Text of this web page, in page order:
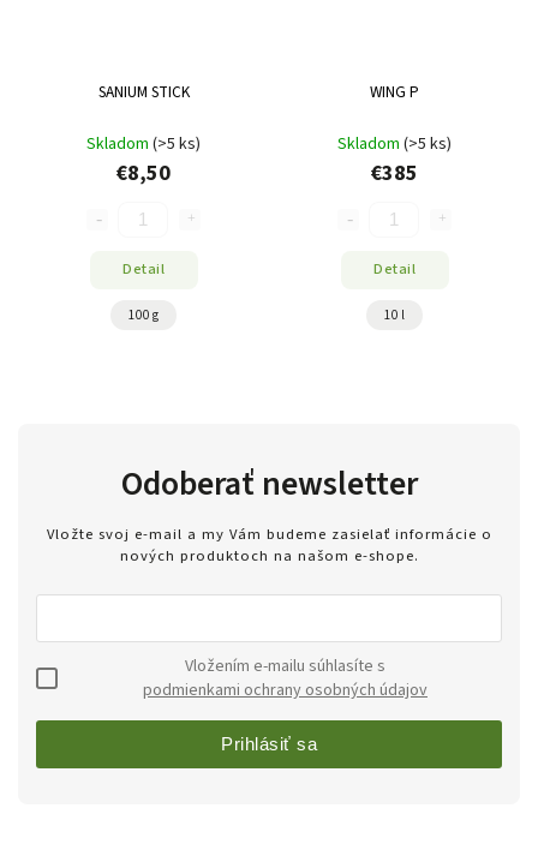
SANIUM STICK
Skladom (>5 ks)
€8,50
Detail
100 g
WING P
Skladom (>5 ks)
€385
Detail
10 l
Odoberať newsletter
Vložte svoj e-mail a my Vám budeme zasielať informácie o
nových produktoch na našom e-shope.
podmienkami ochrany osobných údajov
Prihlásiť sa